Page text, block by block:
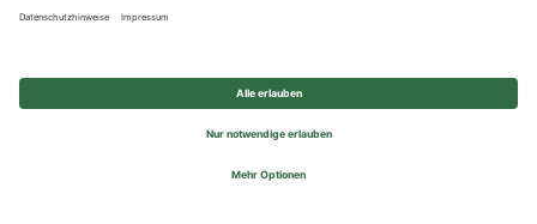
© 2026 REWE Group - All rights reserved